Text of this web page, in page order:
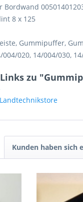
8 x 125
Gummipuffer,
020, 14/004/030,
zu
Kunden haben sich